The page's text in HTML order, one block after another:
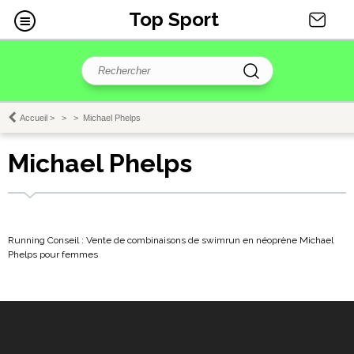
Top Sport
Accueil > > > Michael Phelps
Michael Phelps
Running Conseil : Vente de combinaisons de swimrun en néoprène Michael
Phelps pour femmes